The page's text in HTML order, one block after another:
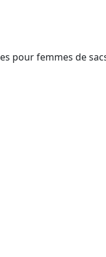
pour femmes de